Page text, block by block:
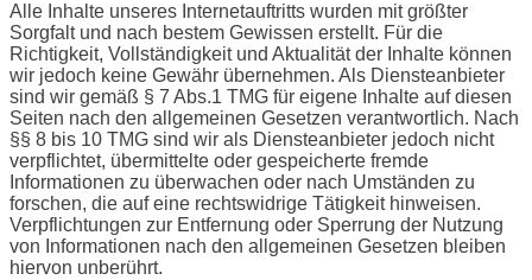
Alle Inhalte unseres Internetauftritts wurden mit größter
Sorgfalt und nach bestem Gewissen erstellt. Für die
Richtigkeit, Vollständigkeit und Aktualität der Inhalte können
wir jedoch keine Gewähr übernehmen. Als Diensteanbieter
sind wir gemäß § 7 Abs.1 TMG für eigene Inhalte auf diesen
Seiten nach den allgemeinen Gesetzen verantwortlich. Nach
§§ 8 bis 10 TMG sind wir als Diensteanbieter jedoch nicht
verpflichtet, übermittelte oder gespeicherte fremde
Informationen zu überwachen oder nach Umständen zu
forschen, die auf eine rechtswidrige Tätigkeit hinweisen.
Verpflichtungen zur Entfernung oder Sperrung der Nutzung
von Informationen nach den allgemeinen Gesetzen bleiben
hiervon unberührt.